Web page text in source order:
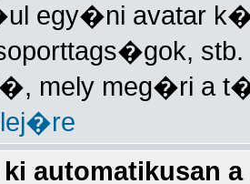
egy�ni avatar
mely meg�ri a
automatikusan